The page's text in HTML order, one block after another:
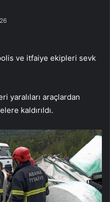
ve itfaiye ekipleri sevk
yaralıları araçlardan
kaldırıldı.